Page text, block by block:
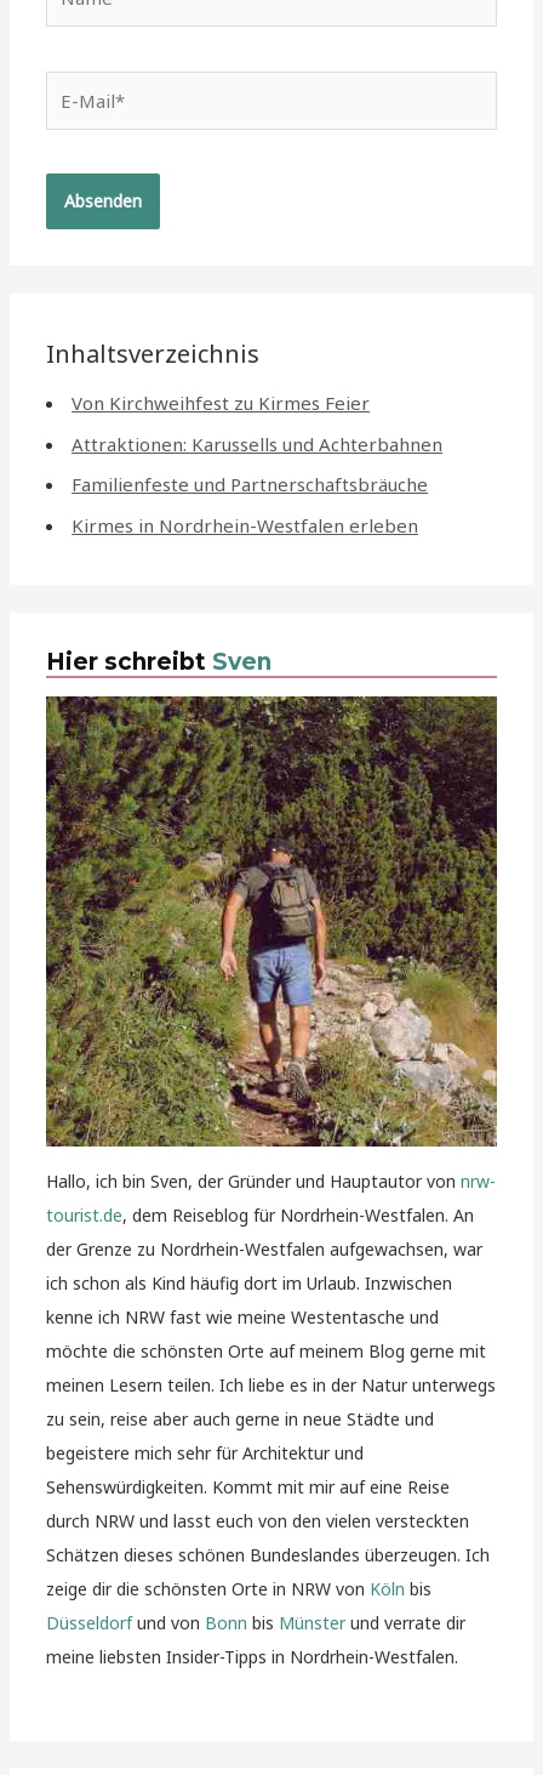
Mail*
Inhaltsverzeichnis
Von Kirchweihfest zu Kirmes Feier
Attraktionen: Karussells und Achterbahnen
Familienfeste und Partnerschaftsbräuche
Kirmes in Nordrhein-Westfalen erleben
Hier schreibt Sven
Hallo, ich bin Sven, der Gründer und Hauptautor vonnrw-
tourist.de, dem Reiseblog für Nordrhein-Westfalen. An
der Grenze zu Nordrhein-Westfalen aufgewachsen, war
ich schon als Kind häufig dort im Urlaub. Inzwischen
kenne ich NRW fast wie meine Westentasche und
möchte die schönsten Orte auf meinem Blog gerne mit
meinen Lesern teilen. Ich liebe es in der Natur unterwegs
zu sein, reise aber auch gerne in neue Städte und
begeistere mich sehr für Architektur und
Sehenswürdigkeiten. Kommt mit mir auf eine Reise
durch NRW und lasst euch von den vielen versteckten
Schätzen dieses schönen Bundeslandes überzeugen. Ich
zeige dir die schönsten Orte in NRW von Köln bis
Düsseldorfund von Bonn bis Münsterund verrate dir
meine liebsten Insider-Tipps in Nordrhein-Westfalen.